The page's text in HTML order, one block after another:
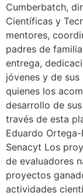
Cumberbatch,
Científicas y
mentores,
padres de
entrega,
jóvenes y de
quienes los
desarrollo de
través de esta
Eduardo
Senacyt Los
de evaluadores
proyectos
actividades